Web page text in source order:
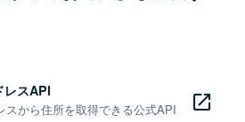
レスAPI
スから住所を取得できる公式API